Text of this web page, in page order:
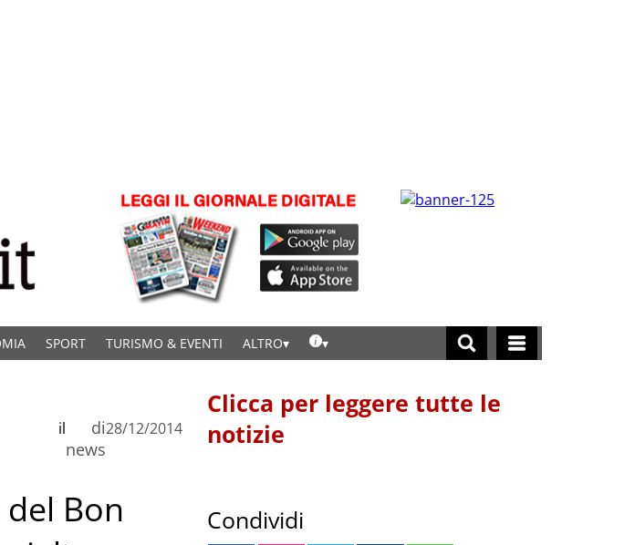
SPORT TURISMO & EVENTI ALTRO
di
news
il 28/12/2014
Bon
Clicca per leggere tutte le
notizie
Condividi